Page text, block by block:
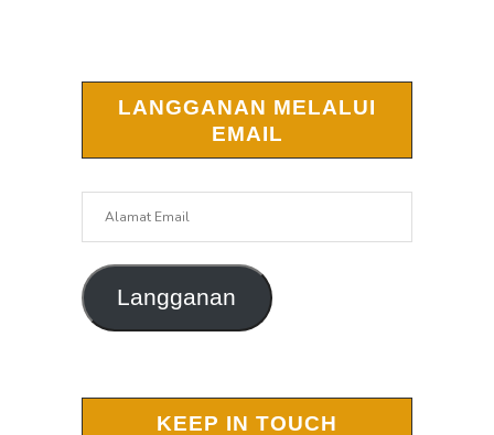
LANGGANAN MELALUI
EMAIL
Langganan
KEEP IN TOUCH